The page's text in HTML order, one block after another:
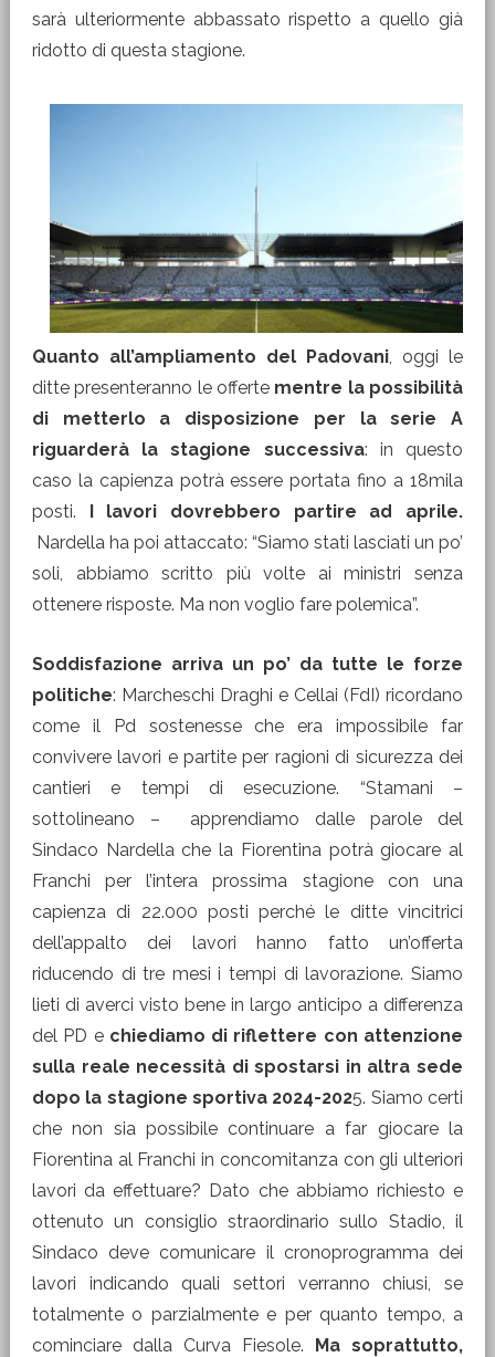
sarà ulteriormente abbassato rispetto a quello già
ridotto di questa stagione.
Quanto all’ampliamento del Padovani, oggi le
ditte presenteranno le offerte mentre la possibilità
di metterlo a disposizione per la serie A
riguarderà la stagione successiva: in questo
caso la capienza potrà essere portata fino a 18mila
posti. I lavori dovrebbero partire ad aprile.
Nardella ha poi attaccato: “Siamo stati lasciati un po’
soli, abbiamo scritto più volte ai ministri senza
ottenere risposte. Ma non voglio fare polemica”.
Soddisfazione arriva un po’ da tutte le forze
politiche: Marcheschi Draghi e Cellai (FdI) ricordano
come il Pd sostenesse che era impossibile far
convivere lavori e partite per ragioni di sicurezza dei
cantieri e tempi di esecuzione. “Stamani –
sottolineano – apprendiamo dalle parole del
Sindaco Nardella che la Fiorentina potrà giocare al
Franchi per l’intera prossima stagione con una
capienza di 22.000 posti perché le ditte vincitrici
dell’appalto dei lavori hanno fatto un’offerta
riducendo di tre mesi i tempi di lavorazione. Siamo
lieti di averci visto bene in largo anticipo a differenza
del PD e chiediamo di riflettere con attenzione
sulla reale necessità di spostarsi in altra sede
dopo la stagione sportiva 2024-2025. Siamo certi
che non sia possibile continuare a far giocare la
Fiorentina al Franchi in concomitanza con gli ulteriori
lavori da effettuare? Dato che abbiamo richiesto e
ottenuto un consiglio straordinario sullo Stadio, il
Sindaco deve comunicare il cronoprogramma dei
lavori indicando quali settori verranno chiusi, se
totalmente o parzialmente e per quanto tempo, a
cominciare dalla Curva Fiesole. Ma soprattutto,